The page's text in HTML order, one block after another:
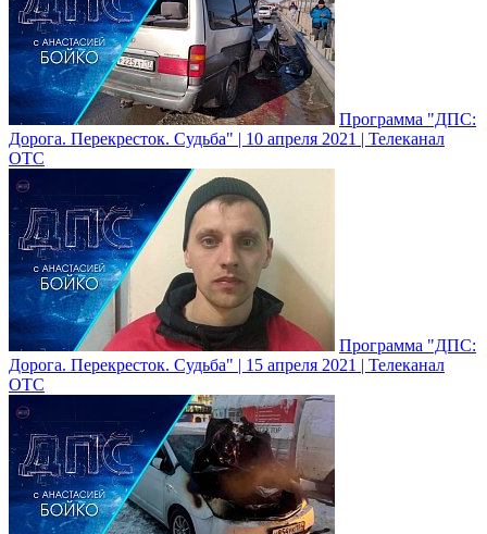
Программа "ДПС:
Дорога. Перекресток. Судьба" | 10 апреля 2021 | Телеканал
ОТС
Программа "ДПС:
Дорога. Перекресток. Судьба" | 15 апреля 2021 | Телеканал
ОТС